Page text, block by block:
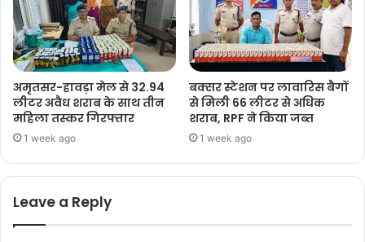
अमृतसर-हावड़ा मेल से 32.94
लीटर अवैध शराब के साथ तीन
महिला तस्कर गिरफ्तार
1 week ago
बक्सर स्टेशन पर लावारिस बैगों
से मिली 66 लीटर से अधिक
शराब, RPF ने किया जब्त
1 week ago
Leave a Reply